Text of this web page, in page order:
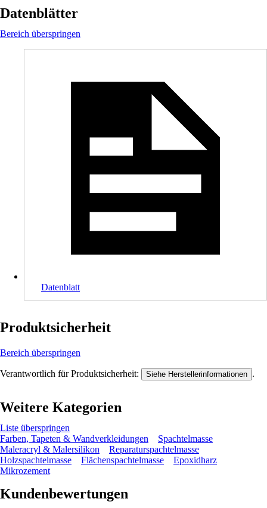
Datenblätter
Bereich überspringen
Datenblatt
Produktsicherheit
Bereich überspringen
Verantwortlich für Produktsicherheit: Siehe Herstellerinformationen .
Weitere Kategorien
Liste überspringen
Farben, Tapeten & Wandverkleidungen
Spachtelmasse
Maleracryl & Malersilikon
Reparaturspachtelmasse
Holzspachtelmasse
Flächenspachtelmasse
Epoxidharz
Mikrozement
Kundenbewertungen